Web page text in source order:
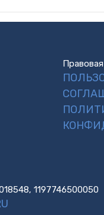
1197746500050